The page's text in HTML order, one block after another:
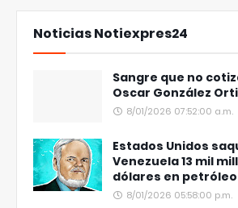
Noticias Notiexpres24
Sangre que no
Oscar González
8/01/2026 07:52:00 a.m.
Estados Unidos
Venezuela 13 mil
dólares en
8/01/2026 05:58:00 p.m.